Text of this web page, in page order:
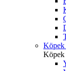
Köpek
Köpek